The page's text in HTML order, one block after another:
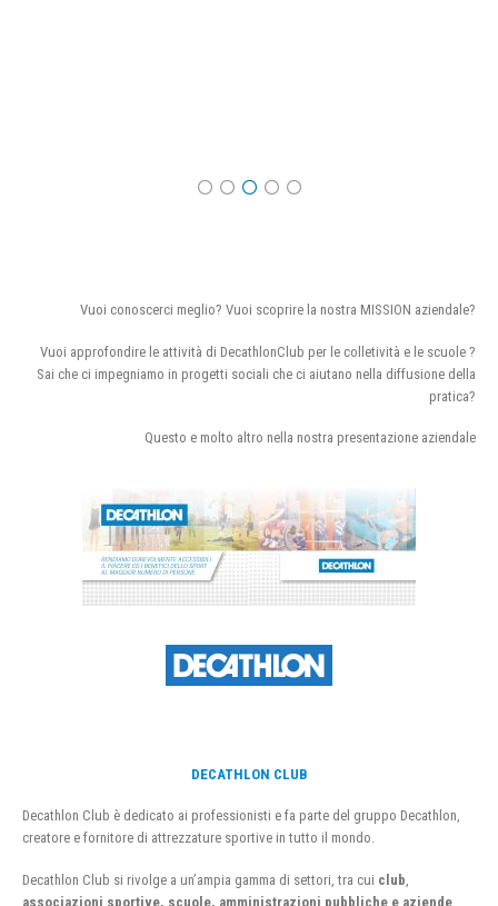
Vuoi conoscerci meglio? Vuoi scoprire la nostra MISSION aziendale?
Vuoi approfondire le attività di DecathlonClub per le colletività e le scuole ?
Sai che ci impegniamo in progetti sociali che ci aiutano nella diffusione della
pratica?
Questo e molto altro nella nostra presentazione aziendale
DECATHLON CLUB
Decathlon Club è dedicato ai professionisti e fa parte del gruppo Decathlon,
creatore e fornitore di attrezzature sportive in tutto il mondo.
Decathlon Club si rivolge a un’ampia gamma di settori, tra cui club
associazioni sportive, scuole, amministrazioni pubbliche e aziende